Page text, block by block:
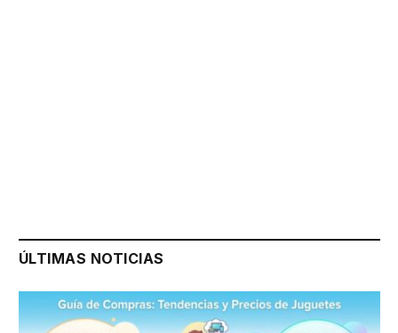
ÚLTIMAS NOTICIAS